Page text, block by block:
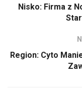
Nisko: Firma z
Region: Cyto